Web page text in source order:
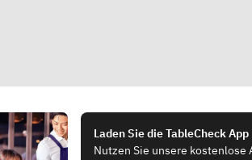
Laden Sie die TableCheck
Nutzen Sie unsere kostenlose